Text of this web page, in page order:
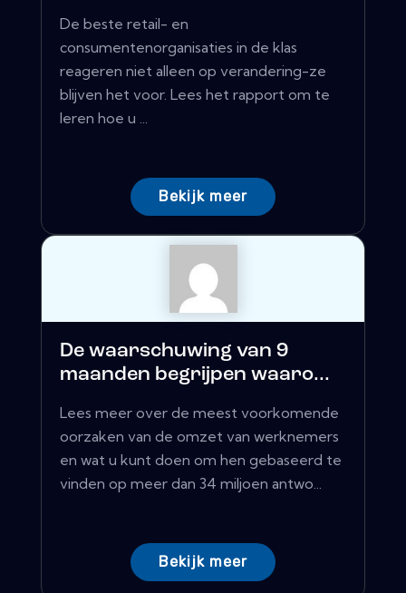
De beste retail- en
consumentenorganisaties in de klas
reageren niet alleen op verandering-ze
blijven het voor. Lees het rapport om te
leren hoe u ...
Bekijk meer
De waarschuwing van 9
maanden begrijpen waaro...
Lees meer over de meest voorkomende
oorzaken van de omzet van werknemers
en wat u kunt doen om hen gebaseerd te
vinden op meer dan 34 miljoen antwo...
Bekijk meer